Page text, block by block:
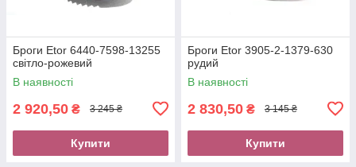
Броги Etor 6440-7598-13255
світло-рожевий
В наявності
2 920,50 ₴ 3 245 ₴
Купити
Броги Etor 3905-2-1379-630
рудий
В наявності
2 830,50 ₴ 3 145 ₴
Купити